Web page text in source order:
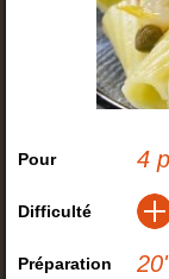
Pour 4
Difficulté
Préparation 20'